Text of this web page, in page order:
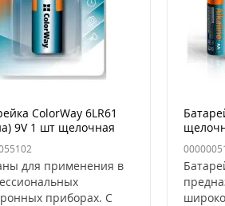
ColorWay 6LR61
9V 1 шт щелочная
для применения в
приборах. С